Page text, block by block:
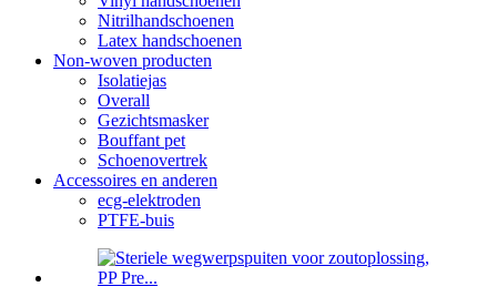
Nitrilhandschoenen
Latex handschoenen
Non-woven producten
Isolatiejas
Overall
Gezichtsmasker
Bouffant pet
Schoenovertrek
Accessoires en anderen
ecg-elektroden
PTFE-buis